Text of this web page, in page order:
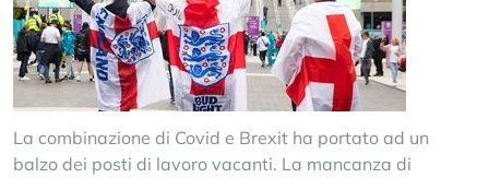
La combinazione di Covid e Brexit ha portato ad un
balzo dei posti di lavoro vacanti. La mancanza di